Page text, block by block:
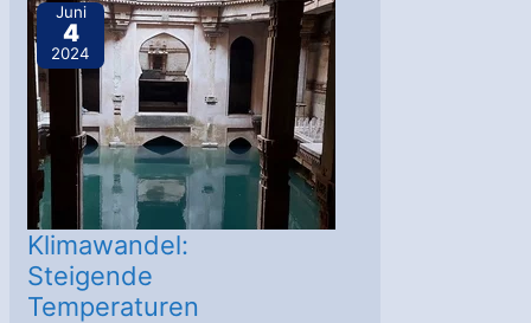
Juni
4
2024
Klimawandel:
Steigende
Temperaturen